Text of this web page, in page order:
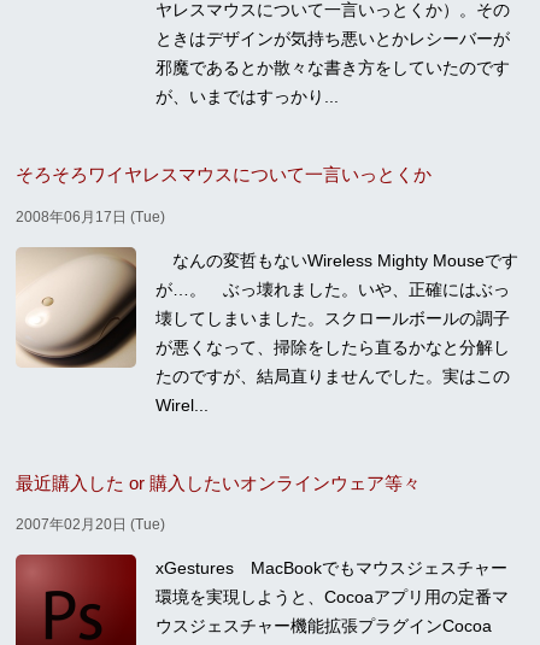
ヤレスマウスについて一言いっとくか）。その
ときはデザインが気持ち悪いとかレシーバーが
邪魔であるとか散々な書き方をしていたのです
が、いまではすっかり...
そろそろワイヤレスマウスについて一言いっとくか
2008年06月17日 (Tue)
なんの変哲もないWireless Mighty Mouseです
が…。 ぶっ壊れました。いや、正確にはぶっ
壊してしまいました。スクロールボールの調子
が悪くなって、掃除をしたら直るかなと分解し
たのですが、結局直りませんでした。実はこの
Wirel...
最近購入した or 購入したいオンラインウェア等々
2007年02月20日 (Tue)
xGestures MacBookでもマウスジェスチャー
環境を実現しようと、Cocoaアプリ用の定番マ
ウスジェスチャー機能拡張プラグインCocoa